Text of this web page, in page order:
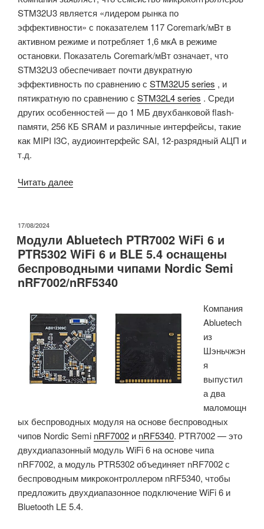
STM32U3 является «лидером рынка по
эффективности» с показателем 117 Coremark/мВт в
активном режиме и потребляет 1,6 мкА в режиме
остановки. Показатель Coremark/мВт означает, что
STM32U3 обеспечивает почти двукратную
эффективность по сравнению с STM32U5 series , и
пятикратную по сравнению с STM32L4 series . Среди
других особенностей — до 1 МБ двухбанковой flash-
памяти, 256 КБ SRAM и различные интерфейсы, такие
как MIPI I3C, аудиоинтерфейс SAI, 12-разрядный АЦП и
т.д.
Читать далее«Микроконтроллер
сверхнизким
энергопотреблением
на
базе
достигает
показателя
Coremark/
мВт
режиме
и
потребляет
1,6
мкА
в
режиме
ОПУБЛИКОВАНО
17/08/2024
Модули Abluetech PTR7002 WiFi 6 и
PTR5302 WiFi 6 и BLE 5.4 оснащены
беспроводными чипами Nordic Semi
nRF7002/nRF5340
Компания
Abluetech
из
Шэньчжэн
я
выпустил
а два
маломощн
ых беспроводных модуля на основе беспроводных
чипов Nordic Semi nRF7002 и nRF5340. PTR7002 — это
двухдиапазонный модуль WiFi 6 на основе чипа
nRF7002, а модуль PTR5302 объединяет nRF7002 с
беспроводным микроконтроллером nRF5340, чтобы
предложить двухдиапазонное подключение WiFi 6 и
Bluetooth LE 5.4.